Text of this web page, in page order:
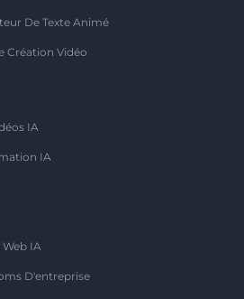
De Texte Animé
Création Vidéo
IA
IA
Web IA
D'entreprise